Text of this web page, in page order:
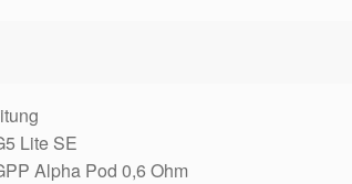
Lite SE
Alpha Pod 0,6 Ohm